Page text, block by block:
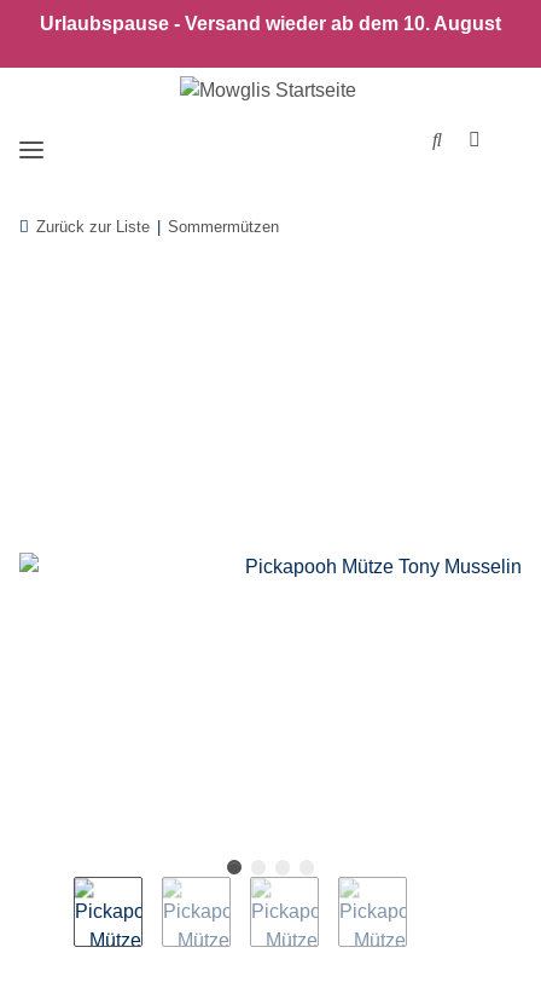
Urlaubspause - Versand wieder ab dem 10. August
Zurück zur Liste Sommermützen